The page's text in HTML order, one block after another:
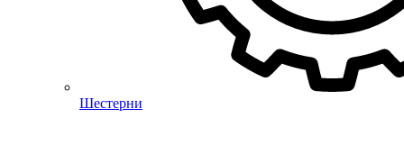
Шестерни